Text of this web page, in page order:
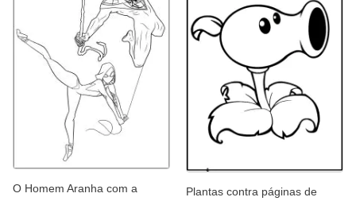
O Homem Aranha com a
Plantas contra páginas de